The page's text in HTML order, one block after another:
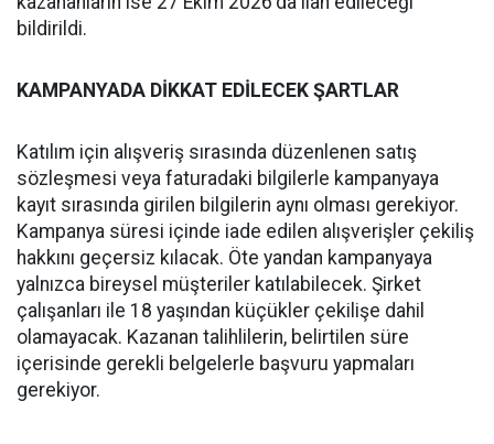
bildirildi.
KAMPANYADA DİKKAT EDİLECEK ŞARTLAR
Katılım için alışveriş sırasında düzenlenen satış
sözleşmesi veya faturadaki bilgilerle kampanyaya
kayıt sırasında girilen bilgilerin aynı olması gerekiyor.
Kampanya süresi içinde iade edilen alışverişler çekiliş
hakkını geçersiz kılacak. Öte yandan kampanyaya
yalnızca bireysel müşteriler katılabilecek. Şirket
çalışanları ile 18 yaşından küçükler çekilişe dahil
olamayacak. Kazanan talihlilerin, belirtilen süre
içerisinde gerekli belgelerle başvuru yapmaları
gerekiyor.